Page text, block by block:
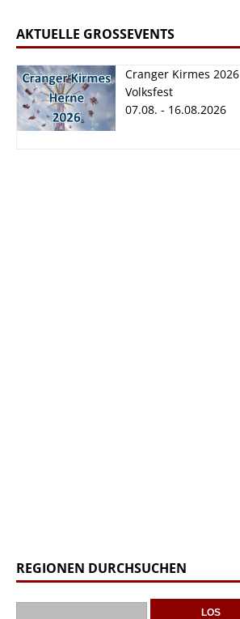
AKTUELLE GROSSEVENTS
Cranger Kirmes 2026
Volksfest
07.08. - 16.08.2026
REGIONEN DURCHSUCHEN